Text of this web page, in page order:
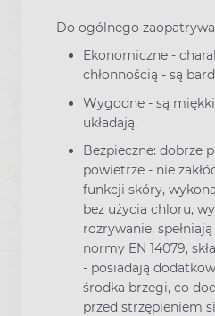
Do ogólnego
Ekonomiczne -
chłonnością - są
Wygodne - są
układają.
Bezpieczne: dobrze
powietrze - nie
funkcji skóry,
bez użycia chloru,
rozrywanie,
normy EN 14079,
- posiadają
środka brzegi, co
przed strzępieniem